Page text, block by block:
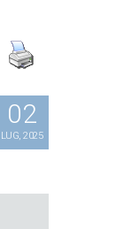
02
LUG, 2025